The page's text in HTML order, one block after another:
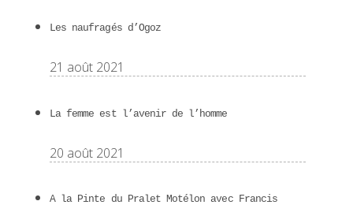
Les naufragés d’Ogoz
21 août 2021
La femme est l’avenir de l’homme
20 août 2021
A la Pinte du Pralet Motélon avec Francis